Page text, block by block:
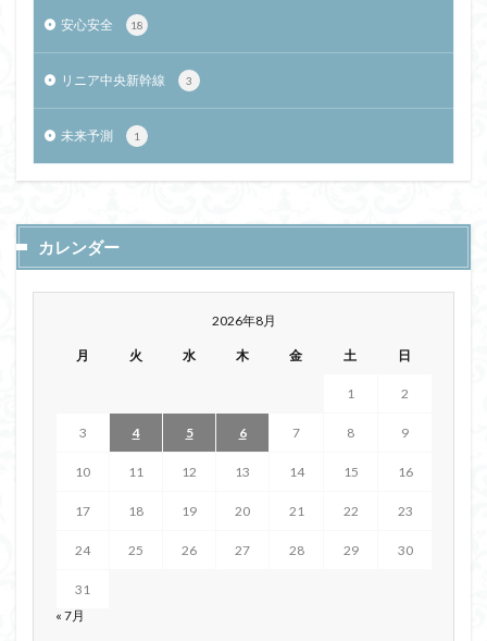
安心安全 18
リニア中央新幹線 3
未来予測 1
カレンダー
2026年8月
月 火 水 木 金 土 日
1 2
3 4 5 6 7 8 9
10 11 12 13 14 15 16
17 18 19 20 21 22 23
24 25 26 27 28 29 30
31
« 7月